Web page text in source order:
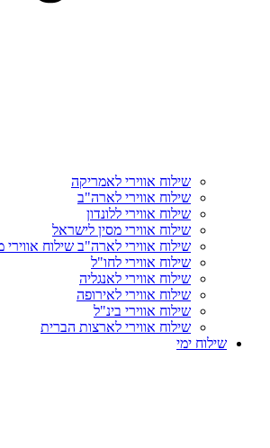
שילוח אווירי לאמריקה
שילוח אווירי לארה"ב
שילוח אווירי ללונדון
שילוח אווירי מסין לישראל
שילוח אווירי לארה"ב שילוח אווירי
שילוח אווירי לחו"ל
שילוח אווירי לאנגליה
שילוח אווירי לאירופה
שילוח אווירי בינ"ל
שילוח אווירי לארצות הברית
שילוח ימי